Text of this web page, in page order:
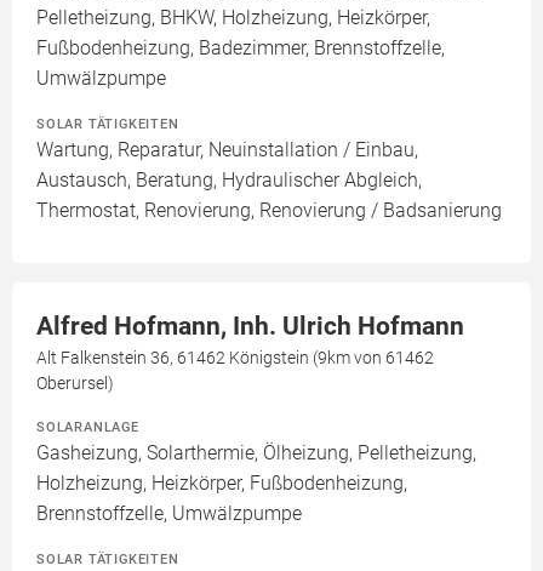
Pelletheizung, BHKW, Holzheizung, Heizkörper,
Fußbodenheizung, Badezimmer, Brennstoffzelle,
Umwälzpumpe
SOLAR TÄTIGKEITEN
Wartung, Reparatur, Neuinstallation / Einbau,
Austausch, Beratung, Hydraulischer Abgleich,
Thermostat, Renovierung, Renovierung / Badsanierung
Alfred Hofmann, Inh. Ulrich Hofmann
Alt Falkenstein 36, 61462 Königstein (9km von 61462
Oberursel)
SOLARANLAGE
Gasheizung, Solarthermie, Ölheizung, Pelletheizung,
Holzheizung, Heizkörper, Fußbodenheizung,
Brennstoffzelle, Umwälzpumpe
SOLAR TÄTIGKEITEN